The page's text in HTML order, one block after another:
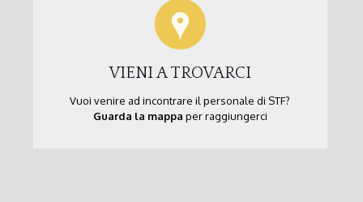
VIENI A TROVARCI
Vuoi venire ad incontrare il personale di STF?
Guarda la mappa per raggiungerci